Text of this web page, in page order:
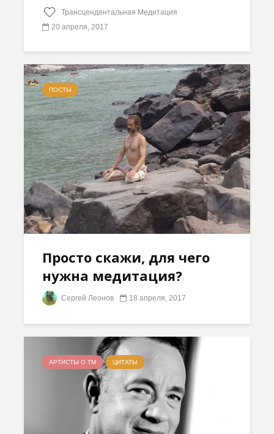
Трансцендентальная Медитация
20 апреля, 2017
ПОСТЫ
Просто скажи, для чего
нужна медитация?
Сергей Леонов 18 апреля, 2017
АРТИСТЫ О ТМ ЦИТАТЫ